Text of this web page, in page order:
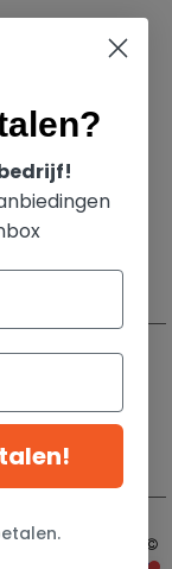
Toegangs - En
Cookiebeleid